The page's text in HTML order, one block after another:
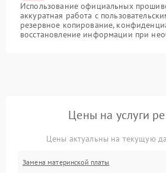
Использование официальных
аккуратная работа с
резервное копирование,
восстановление информации при
Цены на услуги
Цены актуальны на текущую
Замена материнской платы